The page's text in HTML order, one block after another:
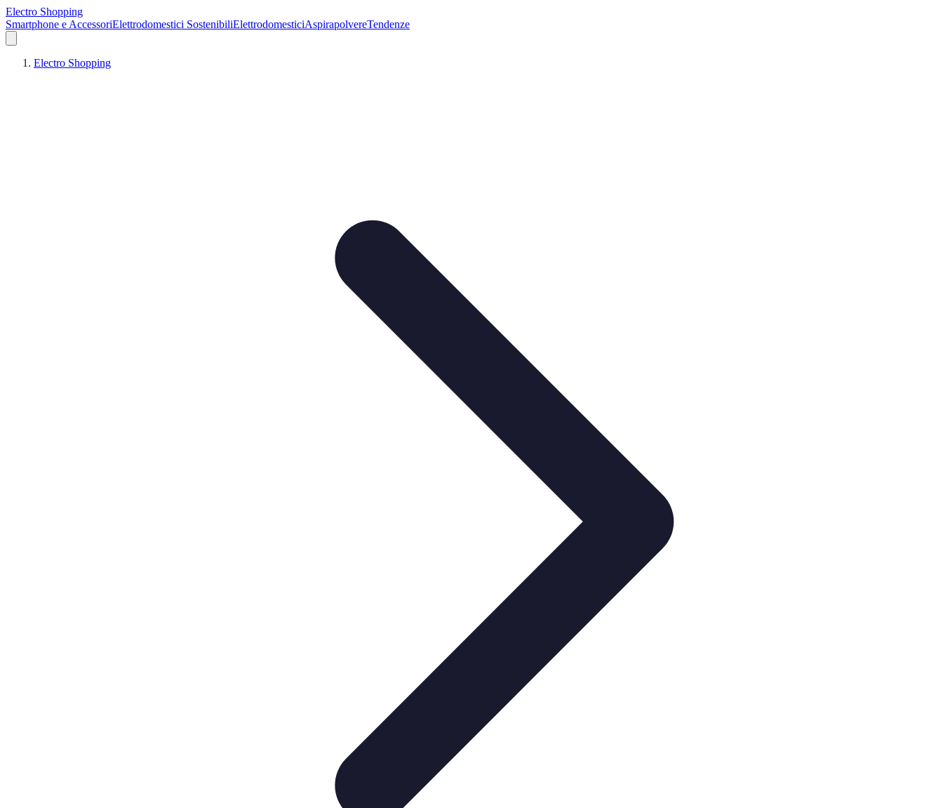
Electro Shopping
Smartphone e AccessoriElettrodomestici SostenibiliElettrodomesticiAspirapolvereTendenze
Electro Shopping